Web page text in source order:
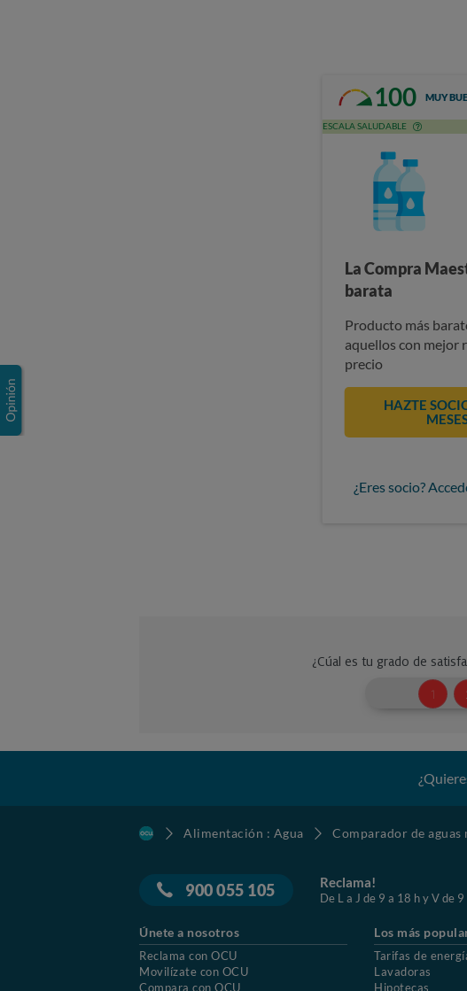
100 MUY
ESCALA SALUDABLE
La Compra
barata
Producto más
aquellos con mejor
precio
HAZTE
¿Eres socio?
Alimentación : Agua Comparador de aguas
900 055 105 Reclama!
De L a J de 9 a 18 h y V de
Únete a nosotros
Reclama con OCU
Movilízate con OCU
Compara con OCU
Los más
Tarifas de
Lavadoras
Hipotecas